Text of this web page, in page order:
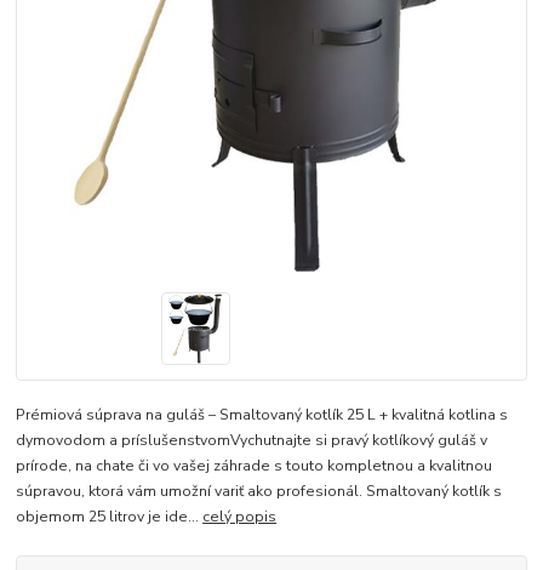
Prémiová súprava na guláš – Smaltovaný kotlík 25 L + kvalitná kotlina s
dymovodom a príslušenstvomVychutnajte si pravý kotlíkový guláš v
prírode, na chate či vo vašej záhrade s touto kompletnou a kvalitnou
súpravou, ktorá vám umožní variť ako profesionál. Smaltovaný kotlík s
objemom 25 litrov je ide... celý popis